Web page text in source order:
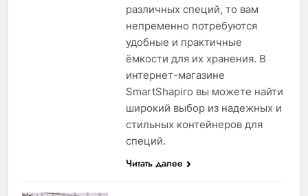
различных специй, то вам
непременно потребуются
удобные и практичные
ёмкости для их хранения. В
интернет-магазине
SmartShapiro вы можете найти
широкий выбор из надежных и
стильных контейнеров для
специй.
Читать далее